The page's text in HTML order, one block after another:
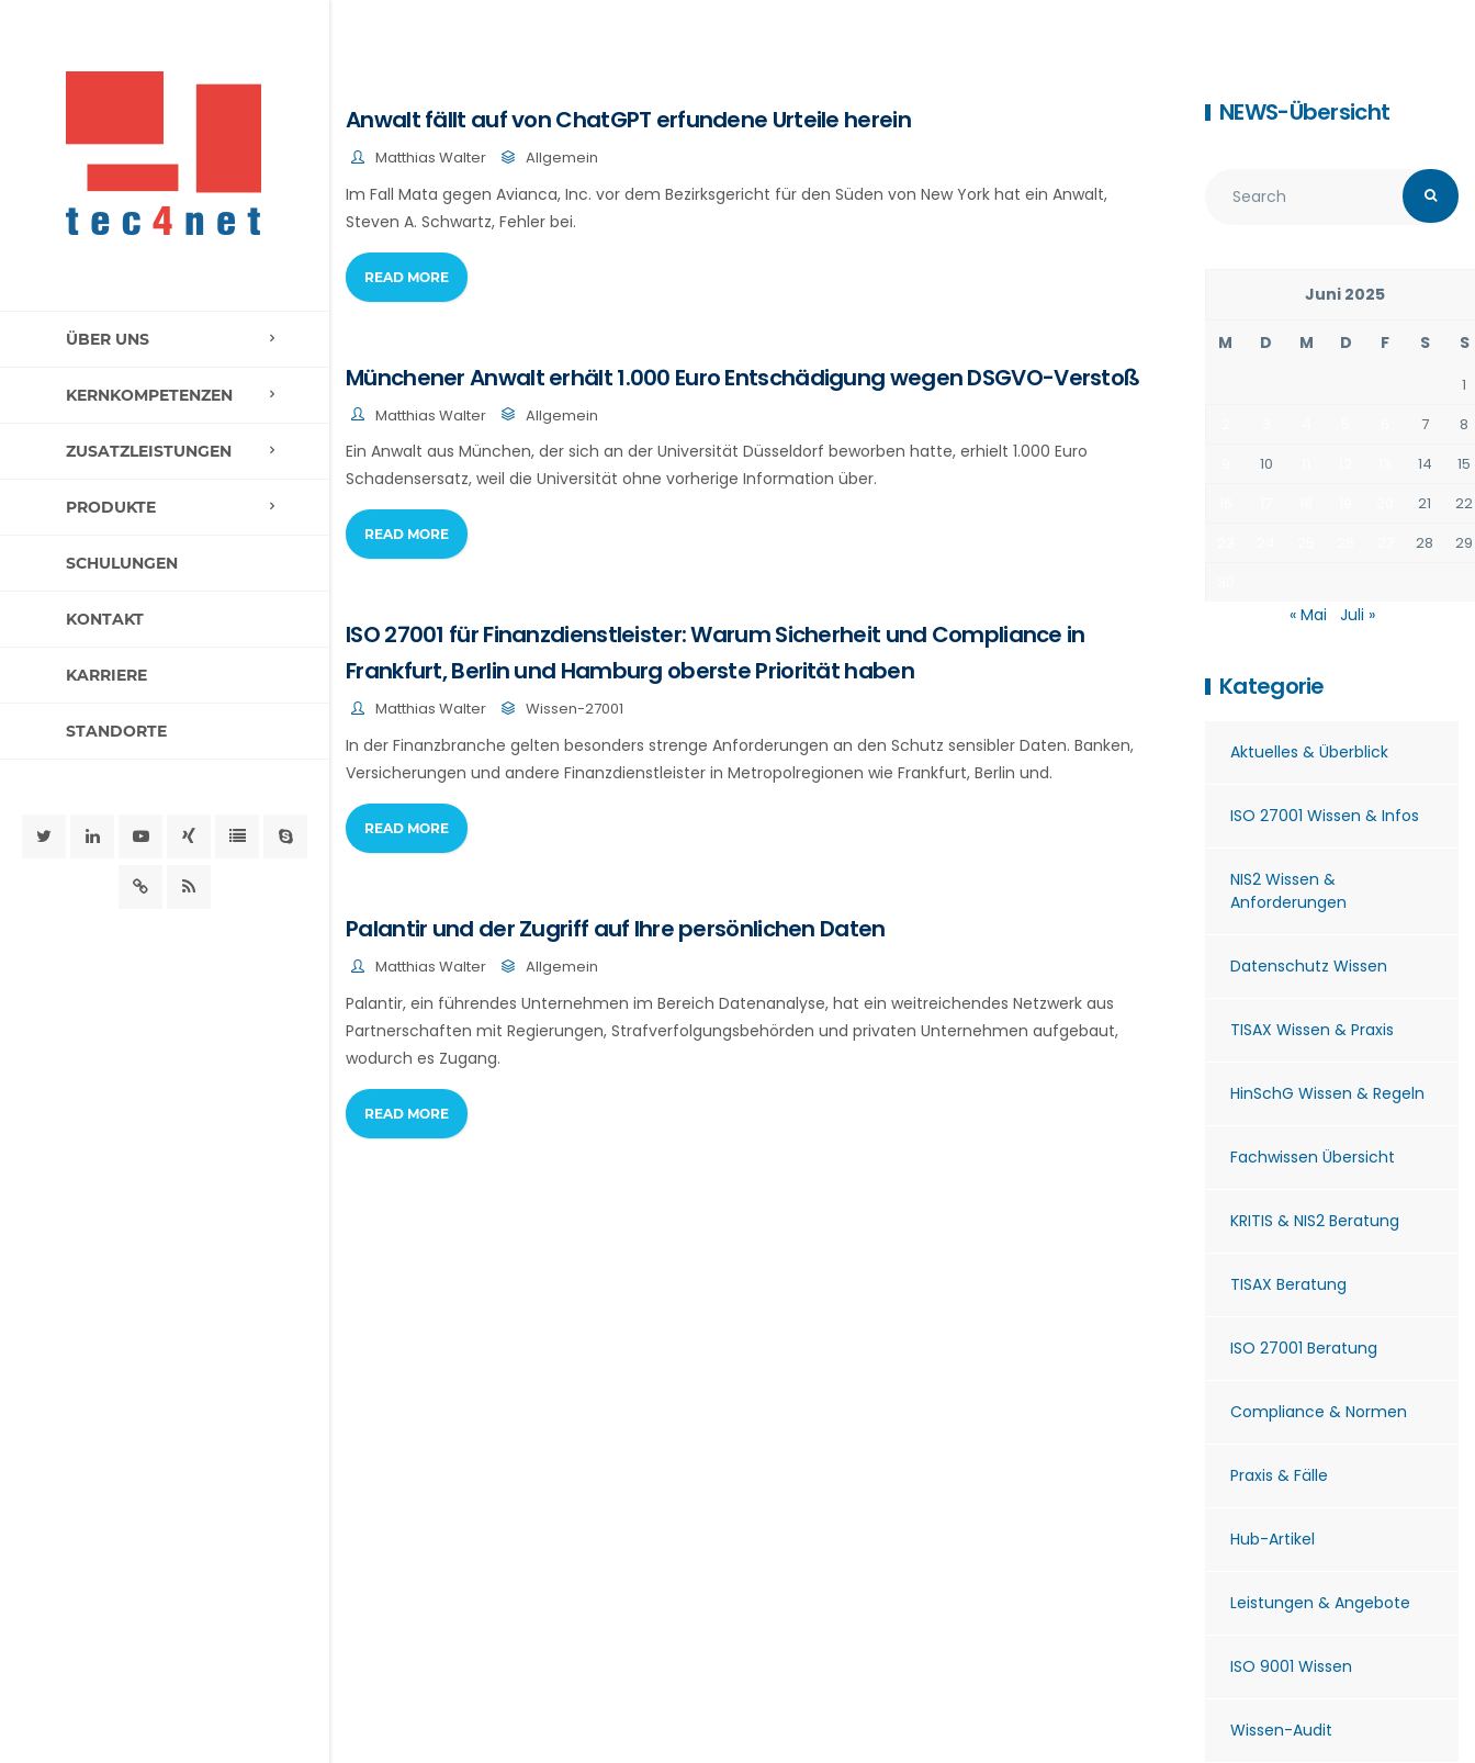
ÜBER UNS
KERNKOMPETENZEN
ZUSATZLEISTUNGEN
PRODUKTE
SCHULUNGEN
KONTAKT
KARRIERE
STANDORTE
Anwalt fällt auf von ChatGPT erfundene Urteile herein
Matthias Walter Allgemein
Im Fall Mata gegen Avianca, Inc. vor dem Bezirksgericht für den Süden von New York hat ein Anwalt,
Steven A. Schwartz, Fehler bei.
READ MORE
Münchener Anwalt erhält 1.000 Euro Entschädigung wegen DSGVO-Verstoß
Matthias Walter Allgemein
Ein Anwalt aus München, der sich an der Universität Düsseldorf beworben hatte, erhielt 1.000 Euro
Schadensersatz, weil die Universität ohne vorherige Information über.
READ MORE
ISO 27001 für Finanzdienstleister: Warum Sicherheit und Compliance in
Frankfurt, Berlin und Hamburg oberste Priorität haben
Matthias Walter Wissen-27001
In der Finanzbranche gelten besonders strenge Anforderungen an den Schutz sensibler Daten. Banken,
Versicherungen und andere Finanzdienstleister in Metropolregionen wie Frankfurt, Berlin und.
READ MORE
Palantir und der Zugriff auf Ihre persönlichen Daten
Matthias Walter Allgemein
Palantir, ein führendes Unternehmen im Bereich Datenanalyse, hat ein weitreichendes Netzwerk aus
Partnerschaften mit Regierungen, Strafverfolgungsbehörden und privaten Unternehmen aufgebaut,
wodurch es Zugang.
READ MORE
NEWS-Übersicht
Juni 2025
M D M D F S S
1
7
8
10 14
15
21
22
28
29
« Mai Juli »
Kategorie
Aktuelles & Überblick
ISO 27001 Wissen & Infos
NIS2 Wissen &
Anforderungen
Datenschutz Wissen
TISAX Wissen & Praxis
HinSchG Wissen & Regeln
Fachwissen Übersicht
KRITIS & NIS2 Beratung
TISAX Beratung
ISO 27001 Beratung
Compliance & Normen
Praxis & Fälle
Hub-Artikel
Leistungen & Angebote
ISO 9001 Wissen
Wissen-Audit